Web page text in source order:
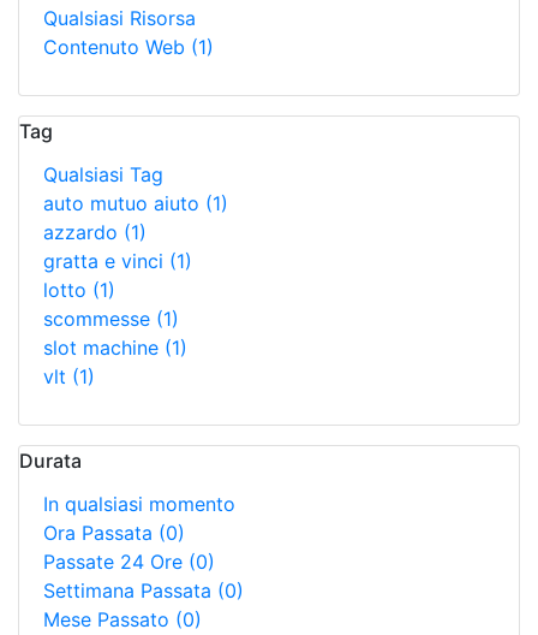
Qualsiasi Risorsa
Contenuto Web (1)
Tag
Qualsiasi Tag
auto mutuo aiuto (1)
azzardo (1)
gratta e vinci (1)
lotto (1)
scommesse (1)
slot machine (1)
vlt (1)
Durata
In qualsiasi momento
Ora Passata (0)
Passate 24 Ore (0)
Settimana Passata (0)
Mese Passato (0)